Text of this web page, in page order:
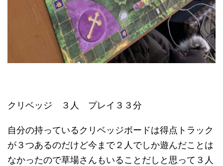
クリベッジ ３人 プレイ３３分
自分の持っているクリベッジボードは得点トラック
が３つあるのだけど今まで２人でしか遊んだことは
なかったので草場さんもいることだしと思って３人